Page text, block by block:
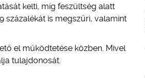
kelti, míg feszültség alatt
százalékát is megszűri, valamint
el működtetése közben. Mivel
tulajdonosát.